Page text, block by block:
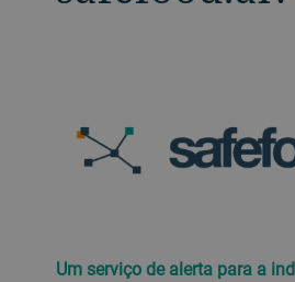
Um serviço de alerta para a